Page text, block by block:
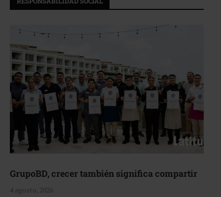
GrupoBD, crecer también significa compartir
4 agosto, 2026